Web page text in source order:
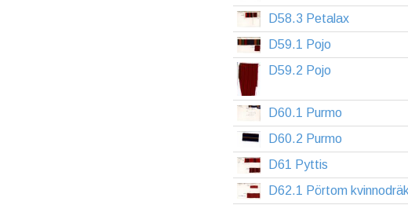
D58.3 Petalax
D59.1 Pojo
D59.2 Pojo
D60.1 Purmo
D60.2 Purmo
D61 Pyttis
D62.1 Pörtom